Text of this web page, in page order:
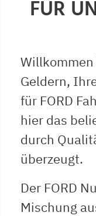
FÜR
Geldern,
für FORD
hier das
durch
überzeugt.
Der FORD
Mischung